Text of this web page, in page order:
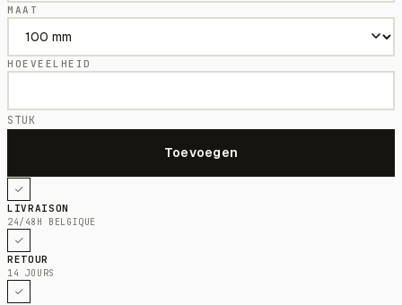
MAAT
HOEVEELHEID
STUK
LIVRAISON
24/48H BELGIQUE
RETOUR
14 JOURS